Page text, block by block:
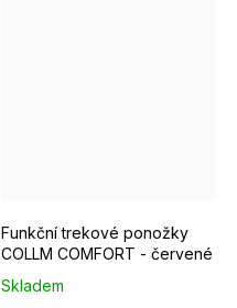
Funkční trekové ponožky
COLLM COMFORT - červené
Skladem